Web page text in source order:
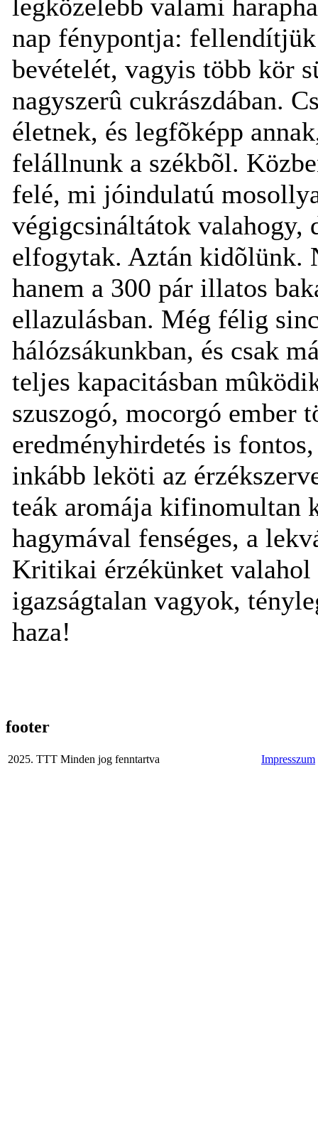
legközelebb valami
nap fénypontja:
bevételét, vagyis több kör
nagyszerû cukrászdában.
életnek, és legfõképp
felállnunk a székbõl.
felé, mi jóindulatú
végigcsináltátok valahogy,
elfogytak. Aztán kidõlünk.
hanem a 300 pár illatos
ellazulásban. Még félig
hálózsákunkban, és csak
teljes kapacitásban
szuszogó, mocorgó ember
eredményhirdetés is
inkább leköti az
teák aromája kifinomultan
hagymával fenséges, a
Kritikai érzékünket
igazságtalan vagyok,
haza!
footer
2025. TTT Minden jog fenntartva Impresszum